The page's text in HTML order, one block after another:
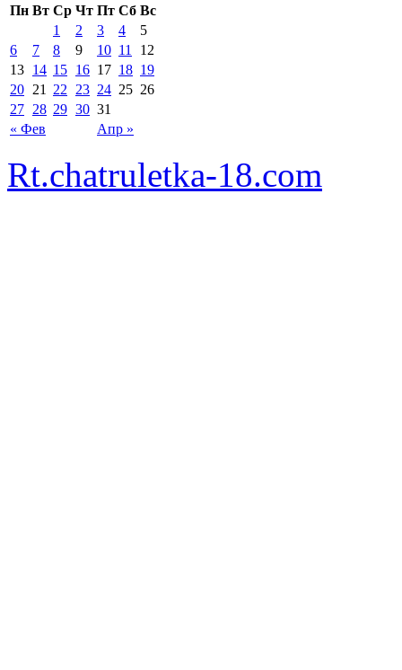
Пн Вт Ср Чт Пт Сб Вс
« Фев Апр »
1 2 3 4
5
6
7 8 9 10 11
12
13 14 15 16 17 18 19
20 21 22 23 24 25 26
27 28 29 30 31
Rt.chatruletka-18.com